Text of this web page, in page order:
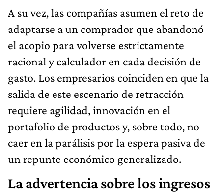
A su vez, las compañías asumen el reto de
adaptarse a un comprador que abandonó
el acopio para volverse estrictamente
racional y calculador en cada decisión de
gasto. Los empresarios coinciden en que la
salida de este escenario de retracción
requiere agilidad, innovación en el
portafolio de productos y, sobre todo, no
caer en la parálisis por la espera pasiva de
un repunte económico generalizado.
La advertencia sobre los ingresos